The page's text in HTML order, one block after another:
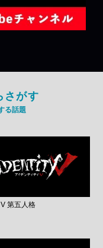
さがす
る話題
第五人格